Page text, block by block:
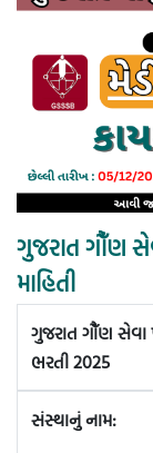
ગુજરાત ગૌઁણ
માહિતી
ગુજરાત ગૌઁણ
ભરતી 2025
સંસ્થાનું નામ: